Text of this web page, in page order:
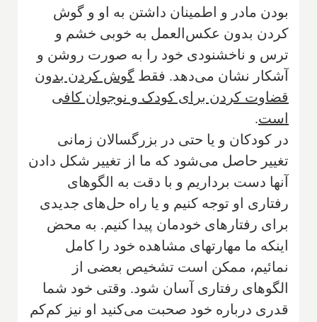
بودن مادر و اطمینان داشتن به او و گوش
کردن بدون عکس‌العمل به خوبی خشم و
ترس و ناخشنودی خود را به صورت روشن و
آشکار نشان می‌دهد. فقط گوش کردن بدون
قضاوت کردن برای کودک و نوجوان کافی
است.
در کودکان و یا حتی در بزرگسالان زمانی
تغییر حاصل می‌شود که ما از تغییر شکل دادن
آنها دست برداریم و با دقت به الگوهای
رفتاری او توجه کنیم و یا راه حل‌های جدیدی
برای رفتارهای خودمان پیدا کنیم. به محض
اینکه ما مهارتهای مشاهده خود را کامل
نمائیم، ممکن است تشخیص بعضی از
الگوهای رفتاری آسان شود. وقتی خود شما
قدری درباره خود صحبت می‌کنید او نیز کم‌کم